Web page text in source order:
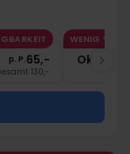
p. P.65,-
130,-
WENIG
Okt